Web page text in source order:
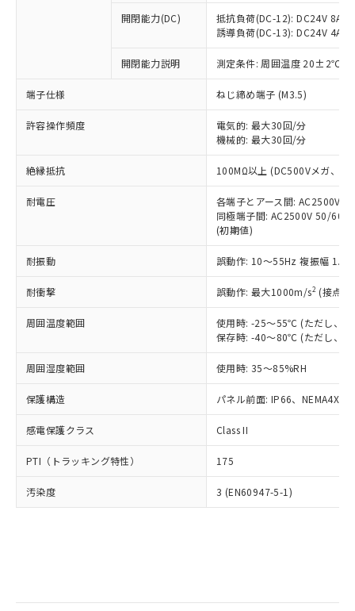
開閉能力(DC)
抵抗負荷(DC-12): DC24V 8A/
誘導負荷(DC-13): DC24V 4A/
開閉能力説明 測定条件: 周囲温度 20±2℃、
端子仕様 ねじ締め端子 (M3.5)
許容操作頻度
電気的: 最大30回/分
機械的: 最大30回/分
絶縁抵抗 100MΩ以上 (DC500Vメガ、点
耐電圧
各端子とアース間: AC2500V
同極端子間: AC2500V 50/
(初期値)
耐振動 誤動作: 10～55Hz 複振幅
耐衝撃 誤動作: 最大1000m/s2 (接点
周囲温度範囲
使用時: -25～55℃ (ただし、氷
保存時: -40～80℃ (ただし、氷
周囲湿度範囲 使用時: 35～85%RH
保護構造 パネル前面: IP66、NEMA4X,
感電保護クラス Class II
PTI（トラッキング特性） 175
汚染度 3 (EN60947-5-1)
ことをご了承ください。
在庫状況および標準価格照会結果は、
記載している更新日時点での社内デー
タに基づき作成されるものであり、閲
覧された時点での実際の在庫および標
準価格とは異なる場合があることをご
正式な納期状況および標準価格はお客
様のお取引先、またはお客様担当のオ
ムロン制御機器販売店・当社販売員に
オムロン制御機器販売店や当社販売拠
販売ネットワーク
」をご確認
在庫状況および標準価格結果を当社の
事前の承諾なく第三者に漏洩または開
示しないようお願いします。
マイパーツ機能（部品リスト作成サー
ビス）をご利用いただくには、I-Web
メンバーズにご登録されている必要が
お客様が当ウェブサイト上で当社にご
登録された部品リストについて、当社
および当社の共同利用者が、当社の製
品・サービスに関するお客様との取
引・商談に必要な範囲で利用すること
※当社の共同利用者とは、"個人情報
の「1.共同利
用者の範囲」に記載されている法人を
いたものが、含有品と判明した場合などや
むを得ず変更することがあります。
*EU RoHS指令（10物質）：
鉛(Pb) 1000ppm以下、 水銀(Hg) 1000ppm以下、 カド
六価クロム(Cr(Ⅵ)) 1000ppm以下、ポリ臭化ビフェニル
類(PBB) 1000ppm以下、ポリ臭化ジフェニルエーテル類
(PBDE) 1000ppm以下、フタル酸ビス(2-エチルヘキシ
ル) (DEHP)(別名：DOP) 1000ppm以下、フタル酸ブチ
ルベンジル（BBP） 1000ppm以下、フタル酸ジブチル
（DBP） 1000ppm以下、フタル酸ジイソブチル
(DIBP) 1000ppm以下
但し、RoHS指令で産業用監視および制御機器に対する
フタル酸エステル類の４物質については閾値を超える意
図的な使用がないことを確認しています。
部品在庫の切り替え状況などにより、予定
月が前後することがあります。
※3 非含有証明書ダウンロード
下記の非含有証明書をダウンロードするこ
とができます。
EU RoHS指令（10物質）の非含有証明書
51物質の非含有証明書（当社基準）
※本証明書は発行日時点で非含有を証明す
るもので、過去に遡って非含有を証明する
基準値を超えていることを示します。
「－」：未確認です。当社販売部門へお問
ム) : 100ppm、
Cr(Ⅵ)(六価クロム) : 1000ppm、 PBBs(ポリ臭化ビフェ
ニル類) : 1000ppm、 PBDEs(ポリ臭化ジフェニルエーテ
ル類) : 1000ppm、
DBP(フタル酸ジブチル) : 1000ppm、 DIBP(フタル酸ジ
イソブチル) : 1000ppm、 BBP(フタル酸ブチルベンジ
ル) : 1000ppm、
DEHP(フタル酸ビス(2-エチルヘキシル)) : 1000ppm
「ｅ」：有害物質（10物質）のすべてが基
準値以下であることを示します。
「10」：通常の使用状況下において有害物
質が外部に漏えいし、環境に深刻な影響を
及ぼさない年数を意味します。
「－」：未確認です。当社販売部門へお問
い合わせください。
当社は、これら貴社製品のうち、外国
為替および外国貿易法に定める商品
（以下｢規制貨物等」という）を輸出
または国外への提供する場合は、日本
国政府の輸出許可(または役務取引許
可)を取得するなどの必要な手続きを
当社は規制貨物を破棄する場合は、完
全に破砕するなど、違法に輸出されな
いよう必要な手段を講じます。
当社は貴社製品を、核兵器、ミサイ
ル、化学兵器、生物兵器またはその他
武器並びにこれらの製造装置等に一切
当社は、貴社製品を第三者に販売する
場合は、上記1、2および3の内容を当
該第三者に通知します。また当社は、
販売先および販売に係わる関係者が違
法に輸出するおそれがある場合は、取
り引きをいたしません。
キャンセル
説明
○ 一定数以上の在庫あり
一定数には満たないが在庫あり
在庫なし(最新の在庫状況につ
いては、お客様のお取引先、ま
たはお客様担当のオムロン制御
機器販売店・当社販売員にご確
白
受注生産機種、また在庫状況の
情報を公開していない機種